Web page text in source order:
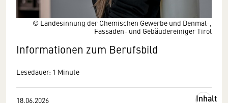
© Landesinnung der Chemischen Gewerbe und Denmal-,
Fassaden- und Gebäudereiniger Tirol
Informationen zum Berufsbild
Lesedauer: 1 Minute
18.06.2026
Inhalt